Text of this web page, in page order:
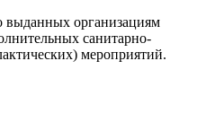
выданных организациям
санитарно-
мероприятий.